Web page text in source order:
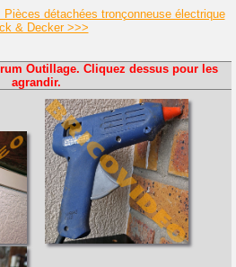
détachées tronçonneuse électrique
& Decker >>>
Outillage. Cliquez dessus pour les
agrandir.